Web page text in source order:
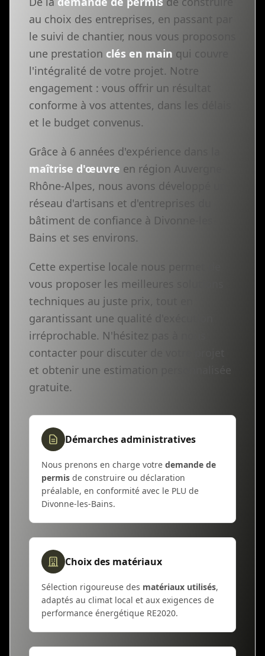
au choix des entreprises, en passant par
le suivi de chantier, nous vous proposons
une prestation clés en main qui couvre
l'intégralité de votre projet. Notre
engagement : vous offrir un résultat
conforme à vos attentes, dans les délais
et le budget convenus.
Grâce à 6 années d'expérience dans la
maîtrise d'œuvre en région Auvergne-
Rhône-Alpes, nous avons développé un
réseau d'artisans et d'entreprises du
bâtiment de confiance à Divonne-les-
Bains et ses environs.
Cette expertise locale nous permet de
vous proposer les meilleures solutions
techniques au juste prix, tout en
garantissant une qualité d'exécution
irréprochable. N'hésitez pas à nous
contacter pour discuter de votre projet
et obtenir une estimation personnalisée
gratuite.
Démarches administratives
Nous prenons en charge votre demande de
permis de construire ou déclaration
préalable, en conformité avec le PLU de
Divonne-les-Bains.
Choix des matériaux
Sélection rigoureuse des matériaux utilisés,
adaptés au climat local et aux exigences de
performance énergétique RE2020.